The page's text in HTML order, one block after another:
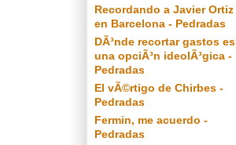
Recordando a Javier Ortiz
en Barcelona - Pedradas
DÃ³nde recortar gastos es
una opciÃ³n ideolÃ³gica -
Pedradas
El vÃ©rtigo de Chirbes -
Pedradas
Fermin, me acuerdo -
Pedradas